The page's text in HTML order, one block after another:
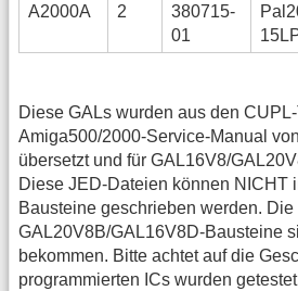
A2000A 2
380715-
01
Diese GALs wurden aus den
Amiga500/2000-Service-Manual
übersetzt und für GAL16V8/
Diese JED-Dateien können NICHT
Bausteine geschrieben werden. Die
GAL20V8B/GAL16V8D-Bausteine
bekommen. Bitte achtet auf die
programmierten ICs wurden